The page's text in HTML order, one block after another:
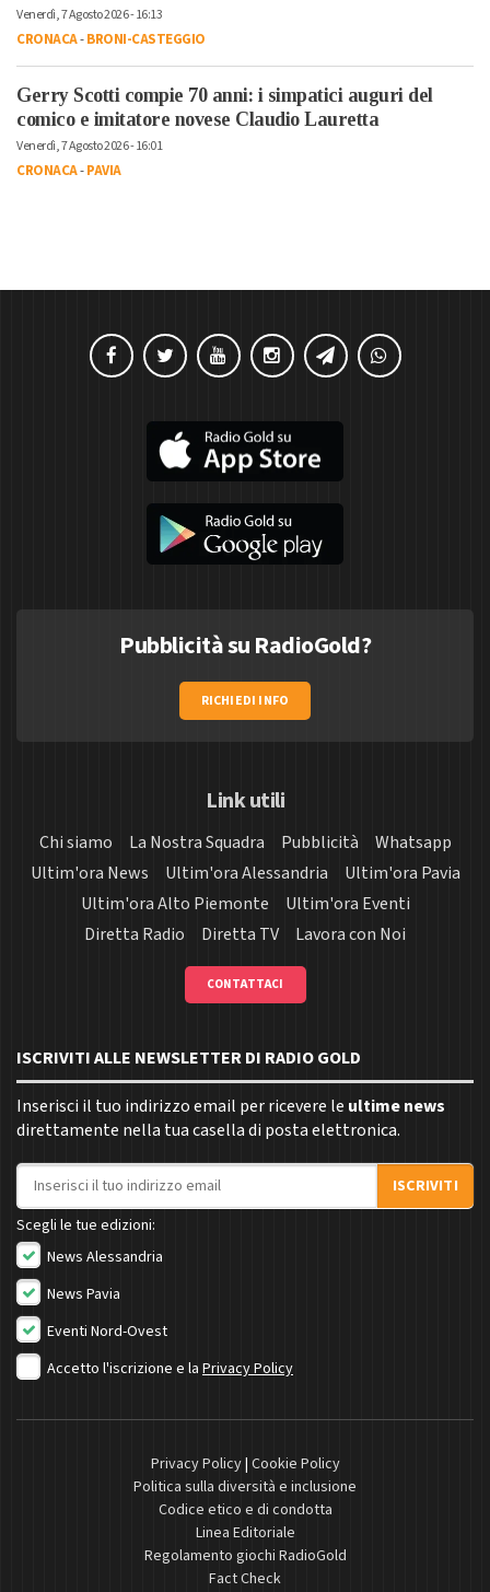
Venerdì, 7 Agosto 2026 - 16:13
CRONACA-BRONI-CASTEGGIO
Gerry Scotti compie 70 anni: i simpatici auguri del
comico e imitatore novese Claudio Lauretta
Venerdì, 7 Agosto 2026 - 16:01
CRONACA-PAVIA
Pubblicità su RadioGold?
RICHIEDI INFO
Link utili
Chi siamo La Nostra Squadra Pubblicità
Whatsapp
Ultim'ora News
Ultim'ora Alessandria
Ultim'ora Pavia
Ultim'ora Alto Piemonte
Ultim'ora Eventi
Diretta Radio
Diretta TV Lavora con Noi
CONTATTACI
ISCRIVITI ALLE NEWSLETTER DI RADIO GOLD
Inserisci il tuo indirizzo email per ricevere le ultime news
direttamente nella tua casella di posta elettronica.
Indirizzo email
ISCRIVITI
Scegli le tue edizioni:
News Alessandria
News Pavia
Eventi Nord-Ovest
Accetto l'iscrizione e la Privacy Policy
Privacy Policy| Cookie Policy
Politica sulla diversità e inclusione
Codice etico e di condotta
Linea Editoriale
Regolamento giochi RadioGold
Fact Check